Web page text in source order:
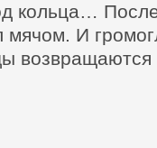
кольца…
мячом. И
возвращаются